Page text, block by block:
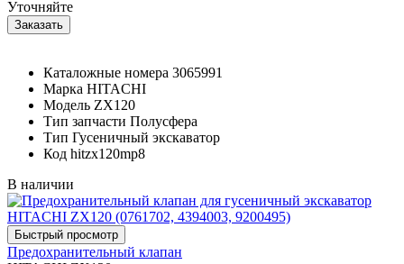
Уточняйте
Каталожные номера 3065991
Марка HITACHI
Модель ZX120
Тип запчасти Полусфера
Тип Гусеничный экскаватор
Код hitzx120mp8
В наличии
Предохранительный клапан